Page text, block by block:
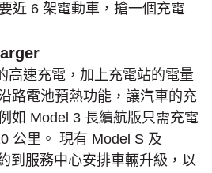
近 6 架電動車，搶一個充電
高速充電，加上充電站的電量
路電池預熱功能，讓汽車的充
如 Model 3 ⻑續航版只需充電
公⾥。 現有 Model S 及
到服務中心安排車輛升級，以